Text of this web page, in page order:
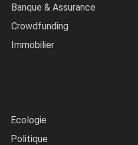
Banque & Assurance
Crowdfunding
Immobilier
Ecologie
Politique